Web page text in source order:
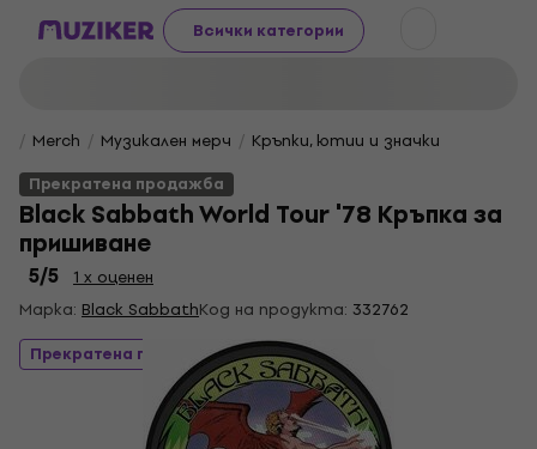
Всички категории
Merch Музикален мерч
Кръпки, ютии и значки
Прекратена продажба
Black Sabbath World Tour '78 Кръпка за
пришиване
5/5
1 x оценен
Марка: Black SabbathКод на продукта: 332762
Прекратена продажба